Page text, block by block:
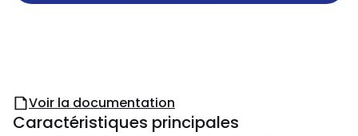
Voir la documentation
Caractéristiques principales